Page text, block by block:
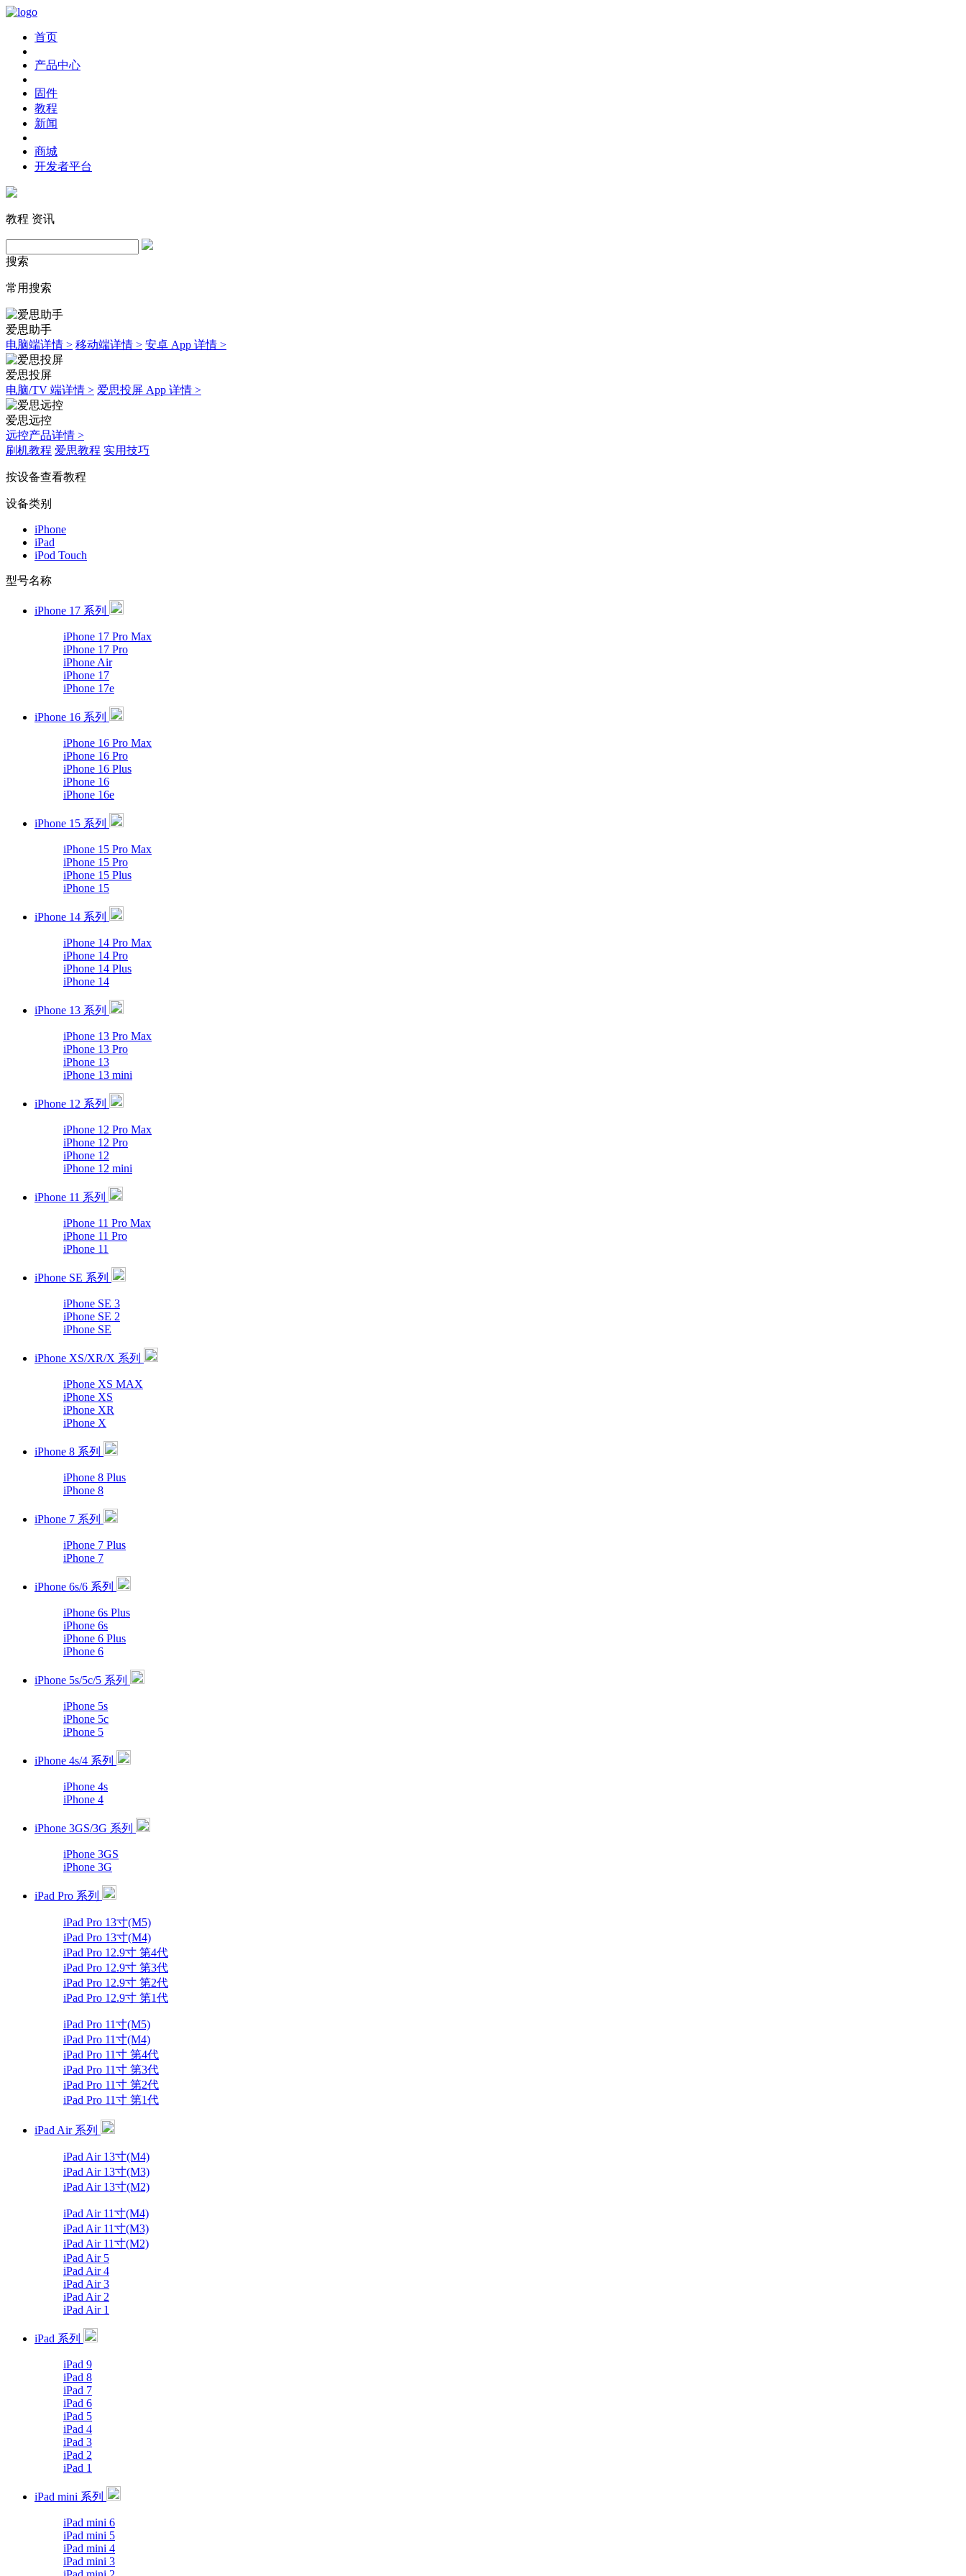
首页
产品中心
固件
教程
新闻
商城
开发者平台
教程 资讯
搜索
常用搜索
爱思助手
电脑端详情 > 移动端详情 > 安卓 App 详情 >
爱思投屏
电脑/TV 端详情 > 爱思投屏 App 详情 >
爱思远控
远控产品详情 >
刷机教程 爱思教程 实用技巧
按设备查看教程
设备类别
iPhone
iPad
iPod Touch
型号名称
iPhone 17 系列
iPhone 17 Pro Max
iPhone 17 Pro
iPhone Air
iPhone 17
iPhone 17e
iPhone 16 系列
iPhone 16 Pro Max
iPhone 16 Pro
iPhone 16 Plus
iPhone 16
iPhone 16e
iPhone 15 系列
iPhone 15 Pro Max
iPhone 15 Pro
iPhone 15 Plus
iPhone 15
iPhone 14 系列
iPhone 14 Pro Max
iPhone 14 Pro
iPhone 14 Plus
iPhone 14
iPhone 13 系列
iPhone 13 Pro Max
iPhone 13 Pro
iPhone 13
iPhone 13 mini
iPhone 12 系列
iPhone 12 Pro Max
iPhone 12 Pro
iPhone 12
iPhone 12 mini
iPhone 11 系列
iPhone 11 Pro Max
iPhone 11 Pro
iPhone 11
iPhone SE 系列
iPhone SE 3
iPhone SE 2
iPhone SE
iPhone XS/XR/X 系列
iPhone XS MAX
iPhone XS
iPhone XR
iPhone X
iPhone 8 系列
iPhone 8 Plus
iPhone 8
iPhone 7 系列
iPhone 7 Plus
iPhone 7
iPhone 6s/6 系列
iPhone 6s Plus
iPhone 6s
iPhone 6 Plus
iPhone 6
iPhone 5s/5c/5 系列
iPhone 5s
iPhone 5c
iPhone 5
iPhone 4s/4 系列
iPhone 4s
iPhone 4
iPhone 3GS/3G 系列
iPhone 3GS
iPhone 3G
iPad Pro 系列
iPad Pro 13寸(M5)
iPad Pro 13寸(M4)
iPad Pro 12.9寸 第4代
iPad Pro 12.9寸 第3代
iPad Pro 12.9寸 第2代
iPad Pro 12.9寸 第1代
iPad Pro 11寸(M5)
iPad Pro 11寸(M4)
iPad Pro 11寸 第4代
iPad Pro 11寸 第3代
iPad Pro 11寸 第2代
iPad Pro 11寸 第1代
iPad Air 系列
iPad Air 13寸(M4)
iPad Air 13寸(M3)
iPad Air 13寸(M2)
iPad Air 11寸(M4)
iPad Air 11寸(M3)
iPad Air 11寸(M2)
iPad Air 5
iPad Air 4
iPad Air 3
iPad Air 2
iPad Air 1
iPad 系列
iPad 9
iPad 8
iPad 7
iPad 6
iPad 5
iPad 4
iPad 3
iPad 2
iPad 1
iPad mini 系列
iPad mini 6
iPad mini 5
iPad mini 4
iPad mini 3